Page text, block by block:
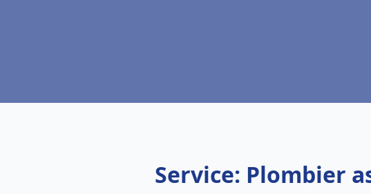
Service: Plombier